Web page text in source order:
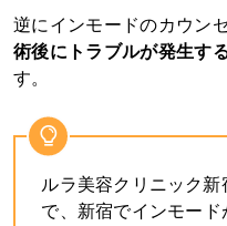
逆にインモードのカウン
術後にトラブルが発生す
す。
ルラ美容クリニック
で、新宿でインモー